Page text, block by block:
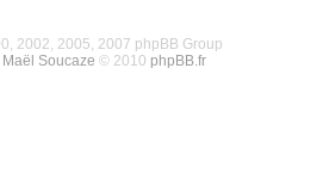
2002, 2005, 2007 phpBB Group
Maël Soucaze © 2010 phpBB.fr